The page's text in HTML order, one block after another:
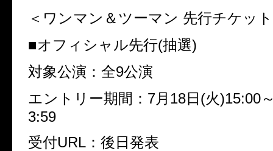
＜ワンマン＆ツーマン 先行チケッ
■オフィシャル先行(抽選)
対象公演：全9公演
エントリー期間：7月18日(火)15:00
3:59
受付URL：後日発表